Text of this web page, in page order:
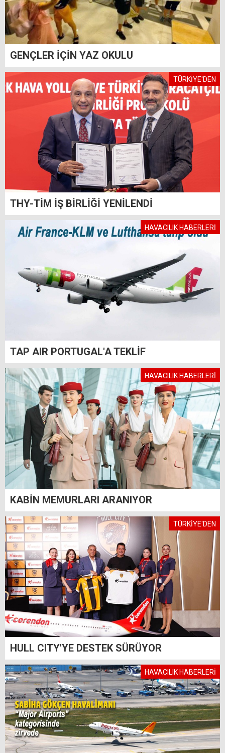
GENÇLER İÇİN YAZ OKULU
TÜRKİYE'DEN
THY-TİM İŞ BİRLİĞİ YENİLENDİ
HAVACILIK HABERLERİ
TAP AIR PORTUGAL'A TEKLİF
HAVACILIK HABERLERİ
KABİN MEMURLARI ARANIYOR
TÜRKİYE'DEN
HULL CITY'YE DESTEK SÜRÜYOR
HAVACILIK HABERLERİ